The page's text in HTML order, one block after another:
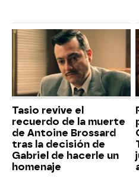
Tasio revive el
recuerdo de la muerte
de Antoine Brossard
tras la decisión de
Gabriel de hacerle un
homenaje